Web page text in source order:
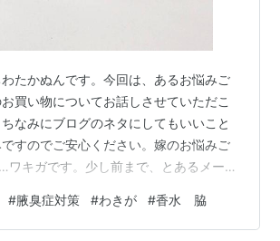
たかぬんです。今回は、あるお悩みご
買い物についてお話しさせていただこ
なみにブログのネタにしてもいいこと
すのでご安心ください。嫁のお悩みご
キガです。少し前まで、とあるメーカ
一言をもらしました。嫁「なんだろう、
嗅いだことのある臭い……」「ん？……
#腋臭症対策 #わきが #香水 脇